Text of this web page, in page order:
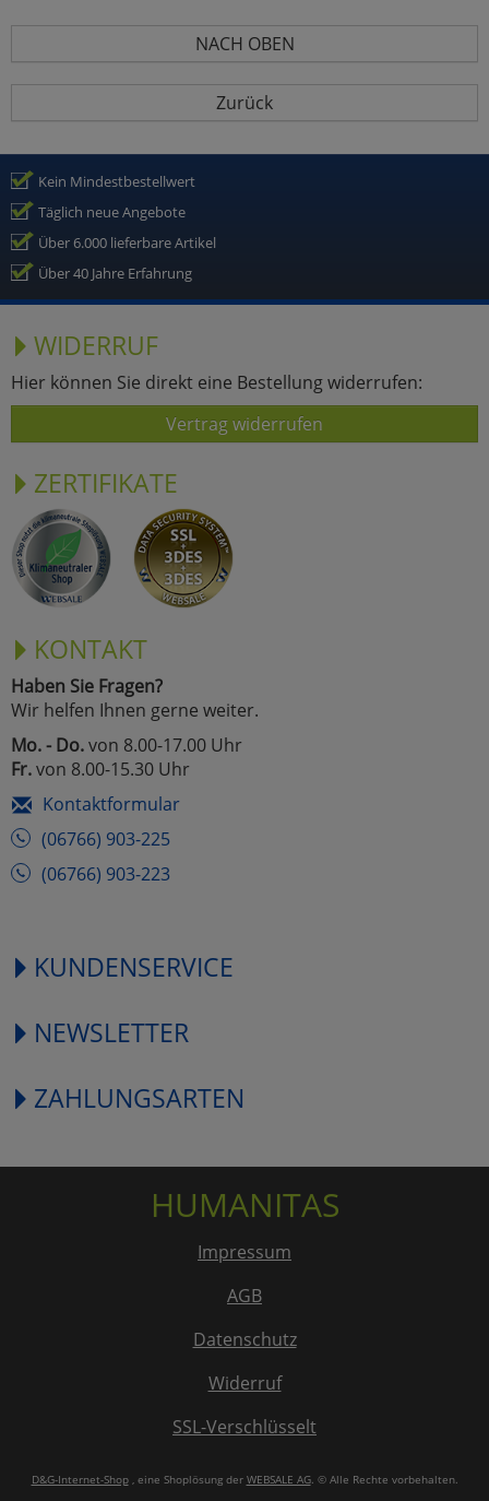
NACH OBEN
Zurück
Kein Mindestbestellwert
Täglich neue Angebote
Über 6.000 lieferbare Artikel
Über 40 Jahre Erfahrung
WIDERRUF
Hier können Sie direkt eine Bestellung widerrufen:
Vertrag widerrufen
ZERTIFIKATE
KONTAKT
Haben Sie Fragen?
Wir helfen Ihnen gerne weiter.
Mo. - Do.von 8.00-17.00 Uhr
Fr.von 8.00-15.30 Uhr
Kontaktformular
(06766) 903-225
(06766) 903-223
KUNDENSERVICE
NEWSLETTER
ZAHLUNGSARTEN
HUMANITAS
Impressum
AGB
Datenschutz
Widerruf
SSL-Verschlüsselt
D&G-Internet-Shop, eine Shoplösung der WEBSALE AG. © Alle Rechte vorbehalten.